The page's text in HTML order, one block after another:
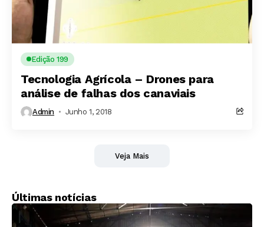
Edição 199
Tecnologia Agrícola – Drones para
análise de falhas dos canaviais
Admin Junho 1, 2018
Veja Mais
Últimas notícias